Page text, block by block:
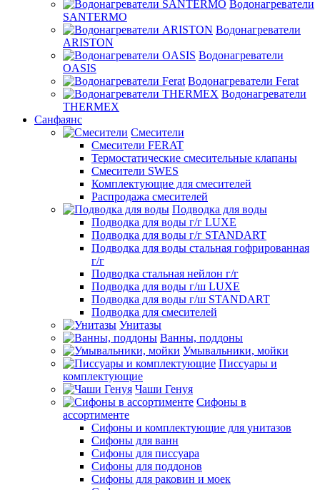
Водонагреватели
SANTERMO
Водонагреватели
ARISTON
Водонагреватели
OASIS
Водонагреватели Ferat
Водонагреватели
THERMEX
Санфаянс
Смесители
Смесители FERAT
Термостатические смесительные клапаны
Смесители SWES
Комплектующие для смесителей
Распродажа смесителей
Подводка для воды
Подводка для воды г/г LUXE
Подводка для воды г/г STANDART
Подводка для воды стальная гофрированная
г/г
Подводка стальная нейлон г/г
Подводка для воды г/ш LUXE
Подводка для воды г/ш STANDART
Подводка для смесителей
Унитазы
Ванны, поддоны
Умывальники, мойки
Писсуары и
комплектующие
Чаши Генуя
Сифоны в
ассортименте
Сифоны и комплектующие для унитазов
Сифоны для ванн
Сифоны для писсуара
Сифоны для поддонов
Сифоны для раковин и моек